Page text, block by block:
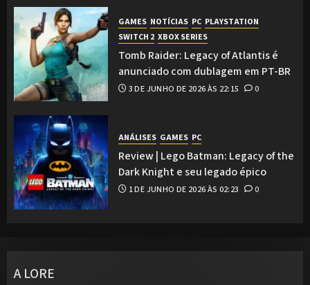
GAMES NOTÍCIAS PC PLAYSTATION
SWITCH 2 XBOX SERIES
Tomb Raider: Legacy of Atlantis é
anunciado com dublagem em PT-BR
3 DE JUNHO DE 2026 ÀS 22:15 0
ANÁLISES GAMES PC
Review | Lego Batman: Legacy of the
Dark Knight e seu legado épico
1 DE JUNHO DE 2026 ÀS 02:23 0
A LORE